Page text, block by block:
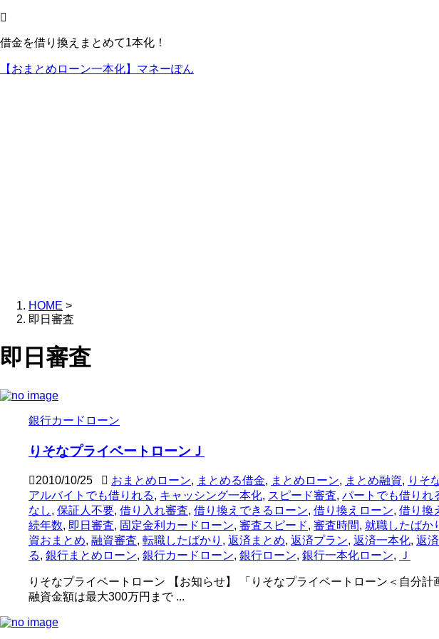
借金を借り換えまとめて1本化！
【おまとめローン一本化】マネーぽん
HOME >
即日審査
即日審査
銀行カードローン
りそなプライベートローンＪ
2010/10/25 おまとめローン, まとめる借金, まとめローン, まとめ融資, りそ
アルバイトでも借りれる, キャッシング一本化, スピード審査, パートでも借りれ
なし, 保証人不要, 借り入れ審査, 借り換えできるローン, 借り換えローン, 借り換
続年数, 即日審査, 固定金利カードローン, 審査スピード, 審査時間, 就職したばか
資おまとめ, 融資審査, 転職したばかり , 返済まとめ, 返済プラン, 返済一本化, 返
る, 銀行まとめローン, 銀行カードローン, 銀行ローン, 銀行一本化ローン, Ｊ
りそなプライベートローン 【お知らせ】 「りそなプライベートローン＜自分
融資金額は最大300万円まで ...